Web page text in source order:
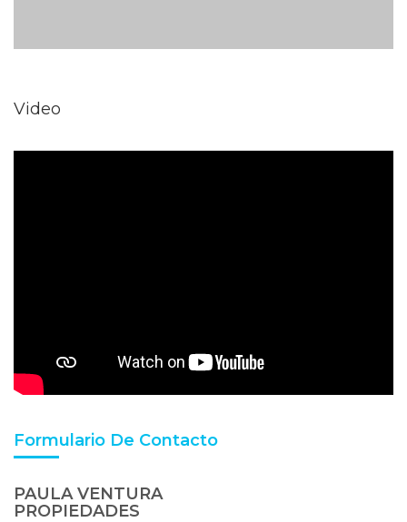
Video
Formulario De Contacto
PAULA VENTURA
PROPIEDADES